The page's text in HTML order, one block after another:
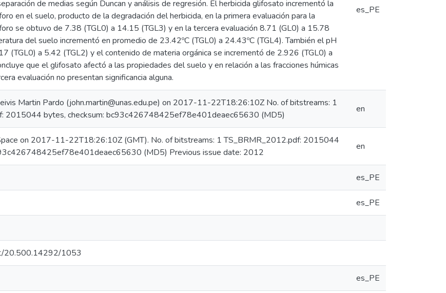
de medias según Duncan y análisis de regresión. El herbicida glifosato incrementó la
en el suelo, producto de la degradación del herbicida, en la primera evaluación para la
se obtuvo de 7.38 (TGL0) a 14.15 (TGL3) y en la tercera evaluación 8.71 (GL0) a 15.78
del suelo incrementó en promedio de 23.42ºC (TGL0) a 24.43ºC (TGL4). También el pH
(TGL0) a 5.42 (TGL2) y el contenido de materia orgánica se incrementó de 2.926 (TGL0) a
que el glifosato afectó a las propiedades del suelo y en relación a las fracciones húmicas
evaluación no presentan significancia alguna.
es_PE
Martin Pardo (john.martin@unas.edu.pe) on 2017-11-22T18:26:10Z No. of bitstreams: 1
2015044 bytes, checksum: bc93c426748425ef78e401deaec65630 (MD5)
en
on 2017-11-22T18:26:10Z (GMT). No. of bitstreams: 1 TS_BRMR_2012.pdf: 2015044
(MD5) Previous issue date: 2012
en
es_PE
es_PE
20.500.14292/1053
es_PE